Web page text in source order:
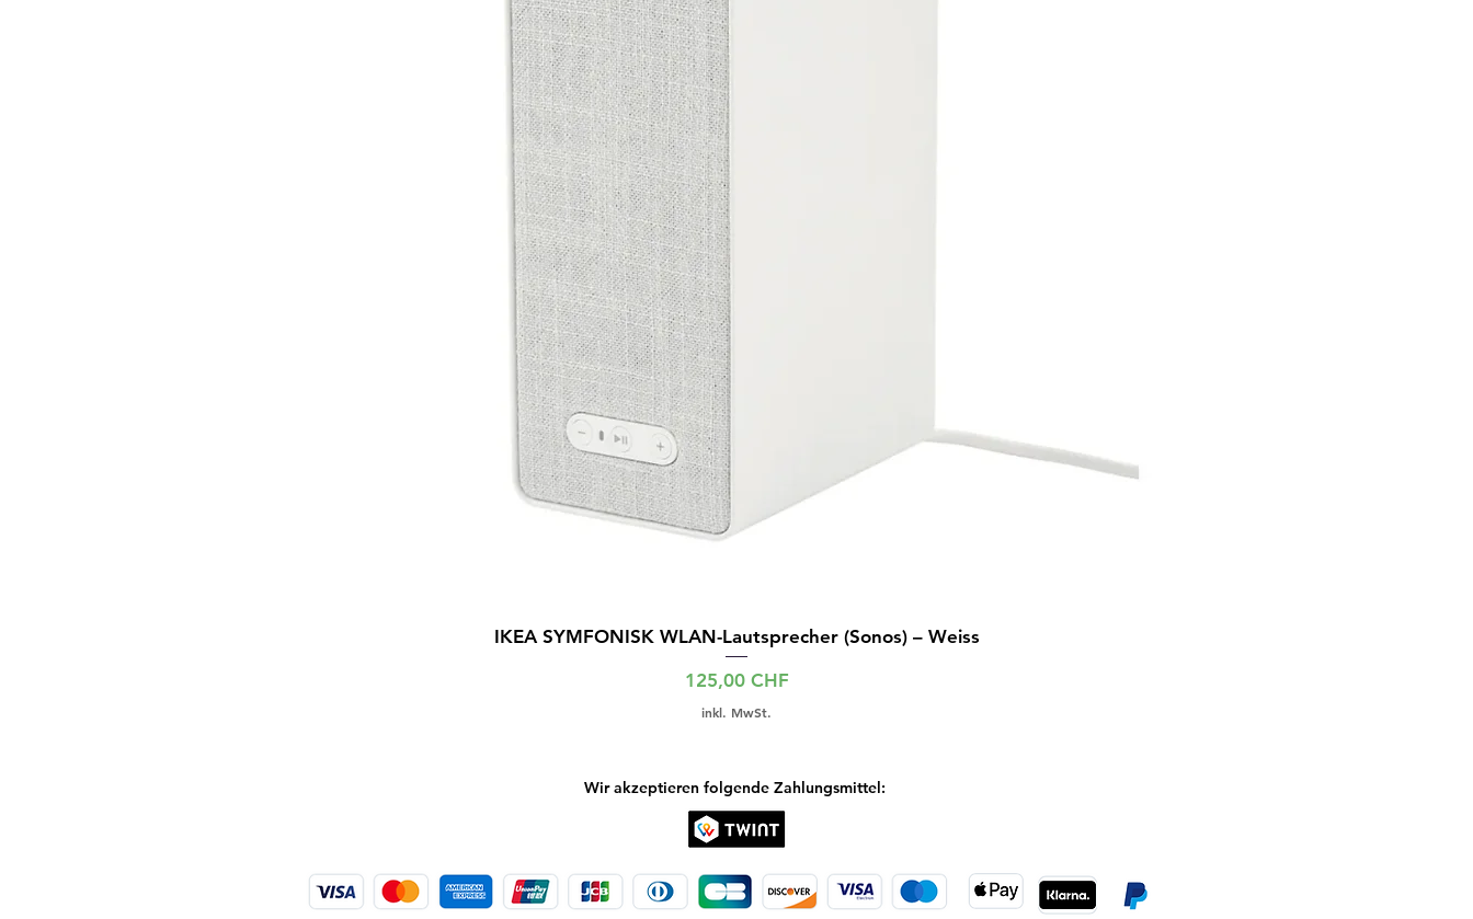
IKEA SYMFONISK WLAN-Lautsprecher (Sonos) – Weiss
Preis
125,00 CHF
inkl. MwSt.
Wir akzeptieren folgende Zahlungsmittel: